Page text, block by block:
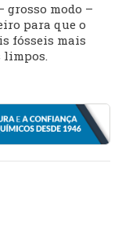
grosso modo –
para que o
fósseis mais
limpos.